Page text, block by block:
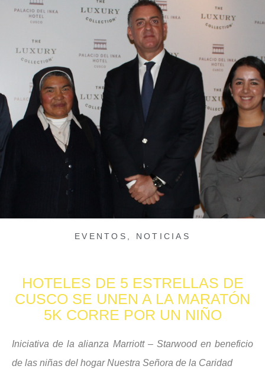
EVENTOS NOTICIAS
HOTELES DE 5 ESTRELLAS DE
CUSCO SE UNEN A LA MARATÓN
5K CORRE POR UN NIÑO
Iniciativa de la alianza Marriott – Starwood en beneficio
de las niñas del hogar Nuestra Señora de la Caridad